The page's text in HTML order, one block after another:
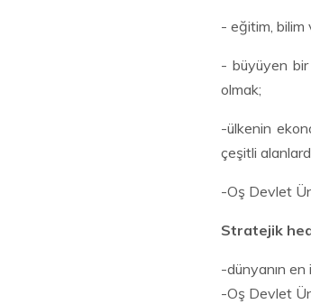
- eğitim, bilim
- büyüyen bir
olmak;
-ülkenin
çeşitli
-Oş Devlet
Stratejik
-dünyanın
-Oş Devlet